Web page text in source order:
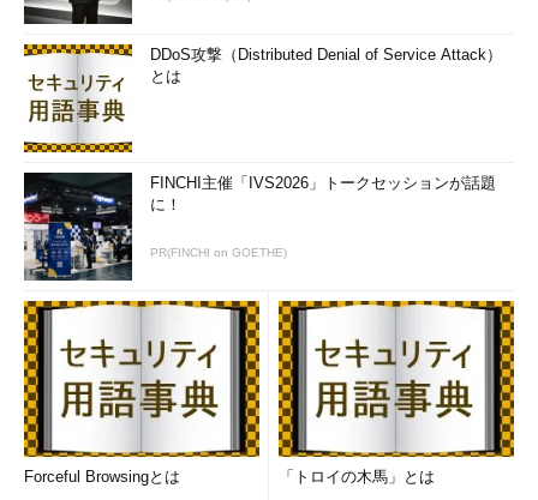
DDoS攻撃（Distributed Denial of Service Attack）
とは
FINCHI主催「IVS2026」トークセッションが話題
に！
PR(FINCHI on GOETHE)
Forceful Browsingとは 「トロイの木馬」とは